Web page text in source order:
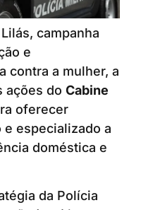
campanha
e
contra a mulher, a
ações do Cabine
oferecer
especializado a
doméstica e
da Polícia